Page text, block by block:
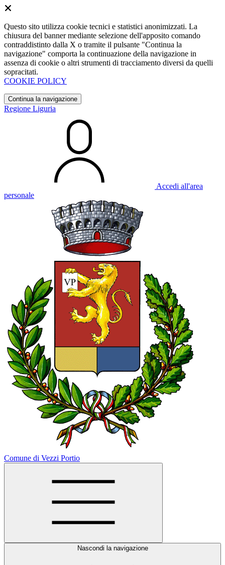
Questo sito utilizza cookie tecnici e statistici anonimizzati. La
chiusura del banner mediante selezione dell'apposito comando
contraddistinto dalla X o tramite il pulsante "Continua la
navigazione" comporta la continuazione della navigazione in
assenza di cookie o altri strumenti di tracciamento diversi da quelli
sopracitati.
COOKIE POLICY
Continua la navigazione
Regione Liguria
Accedi all'area
personale
Comune di Vezzi Portio
Nascondi la navigazione